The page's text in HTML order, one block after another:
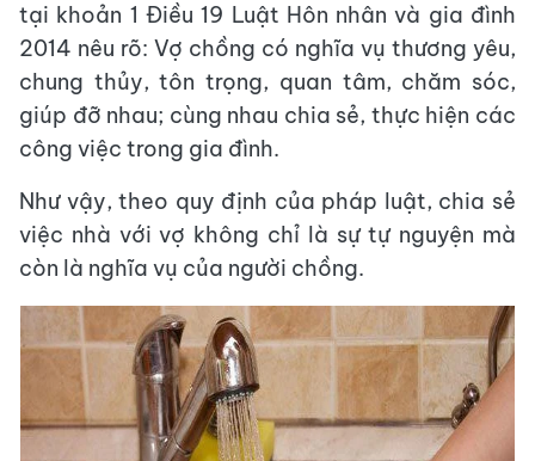
tại khoản 1 Điều 19 Luật Hôn nhân và gia đình
2014 nêu rõ: Vợ chồng có nghĩa vụ thương yêu,
chung thủy, tôn trọng, quan tâm, chăm sóc,
giúp đỡ nhau; cùng nhau chia sẻ, thực hiện các
công việc trong gia đình.
Như vậy, theo quy định của pháp luật, chia sẻ
việc nhà với vợ không chỉ là sự tự nguyện mà
còn là nghĩa vụ của người chồng.